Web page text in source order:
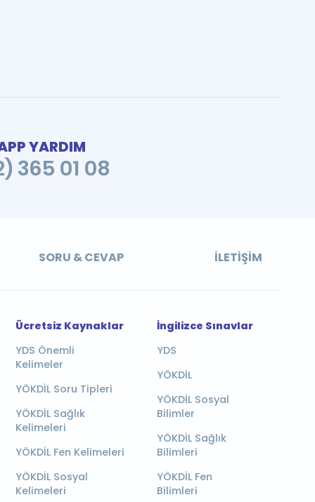
YARDIM
365 01 08
SORU & CEVAP İLETIŞIM
Ücretsiz Kaynaklar
YDS Önemli
Kelimeler
YÖKDİL Soru Tipleri
YÖKDİL Sağlık
Kelimeleri
YÖKDİL Fen Kelimeleri
YÖKDİL Sosyal
Kelimeleri
İngilizce Sınavlar
YDS
YÖKDİL
YÖKDİL Sosyal
Bilimler
YÖKDİL Sağlık
Bilimleri
YÖKDİL Fen
Bilimleri